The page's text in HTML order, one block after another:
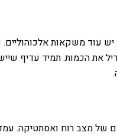
את הכמות. תמיד עדיף
של מצב רוח ואסתטיקה.